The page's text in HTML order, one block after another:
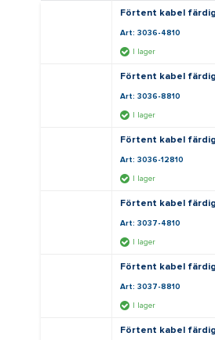
Förtent kabel
Art: 3036-4810
I lager
Förtent kabel
Art: 3036-8810
I lager
Förtent kabel
Art: 3036-12810
I lager
Förtent kabel
Art: 3037-4810
I lager
Förtent kabel
Art: 3037-8810
I lager
Förtent kabel